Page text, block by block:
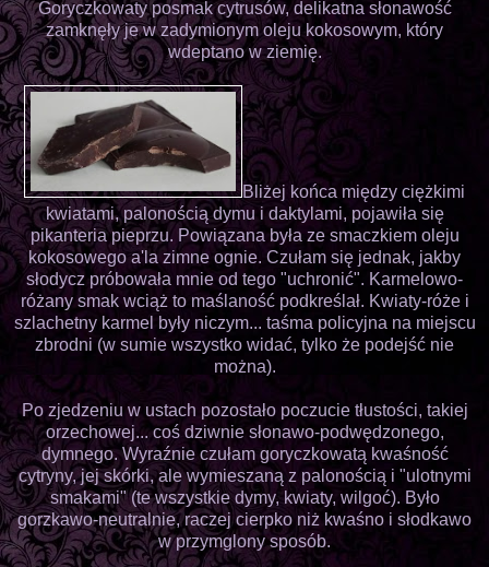
Goryczkowaty posmak cytrusów, delikatna słonawość
zamknęły je w zadymionym oleju kokosowym, który
wdeptano w ziemię.
Bliżej końca między ciężkimi
kwiatami, palonością dymu i daktylami, pojawiła się
pikanteria pieprzu. Powiązana była ze smaczkiem oleju
kokosowego a'la zimne ognie. Czułam się jednak, jakby
słodycz próbowała mnie od tego "uchronić". Karmelowo-
różany smak wciąż to maślaność podkreślał. Kwiaty-róże i
szlachetny karmel były niczym... taśma policyjna na miejscu
zbrodni (w sumie wszystko widać, tylko że podejść nie
można).
Po zjedzeniu w ustach pozostało poczucie tłustości, takiej
orzechowej... coś dziwnie słonawo-podwędzonego,
dymnego. Wyraźnie czułam goryczkowatą kwaśność
cytryny, jej skórki, ale wymieszaną z palonością i "ulotnymi
smakami" (te wszystkie dymy, kwiaty, wilgoć). Było
gorzkawo-neutralnie, raczej cierpko niż kwaśno i słodkawo
w przymglony sposób.